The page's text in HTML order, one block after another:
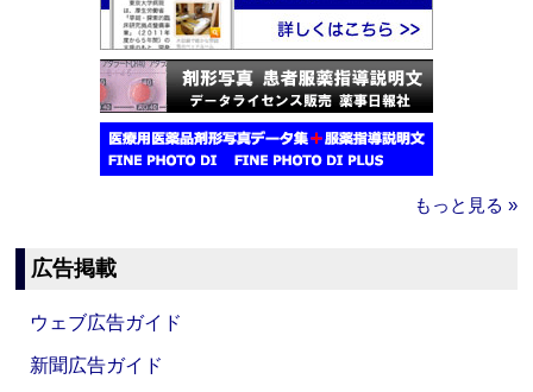
もっと見る »
広告掲載
ウェブ広告ガイド
新聞広告ガイド